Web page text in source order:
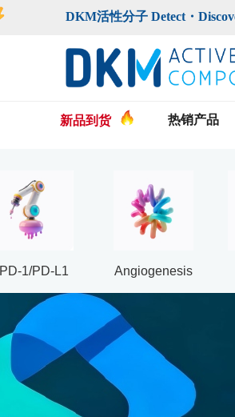
DKM活性分子 Detect・
新品到货 热销产品
PD-1/PD-L1 Angiogenesis